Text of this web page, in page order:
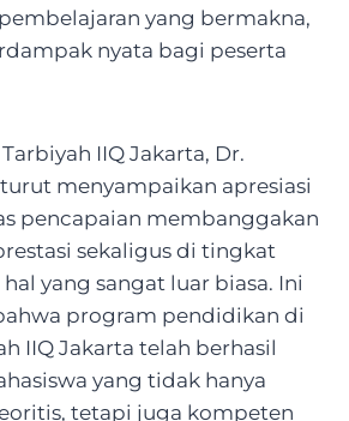
yang bermakna,
nyata bagi peserta
IIQ Jakarta, Dr.
turut menyampaikan apresiasi
pencapaian membanggakan
sekaligus di tingkat
yang sangat luar biasa. Ini
program pendidikan di
IIQ Jakarta telah berhasil
yang tidak hanya
tetapi juga kompeten